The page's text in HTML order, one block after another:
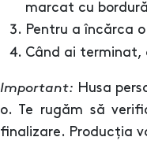
marcat cu
Pentru a încărca
Când ai terminat,
Important: Husa
o. Te rugăm să
finalizare. Producția